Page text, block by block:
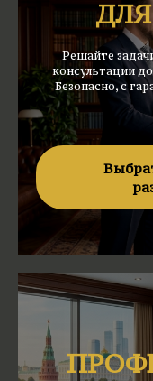
Решайте
консультации
Безопасно, с